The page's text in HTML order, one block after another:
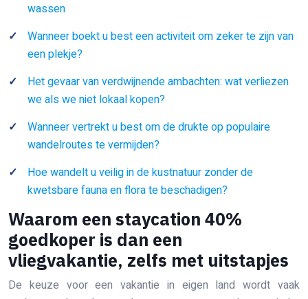
wassen
Wanneer boekt u best een activiteit om zeker te zijn van
een plekje?
Het gevaar van verdwijnende ambachten: wat verliezen
we als we niet lokaal kopen?
Wanneer vertrekt u best om de drukte op populaire
wandelroutes te vermijden?
Hoe wandelt u veilig in de kustnatuur zonder de
kwetsbare fauna en flora te beschadigen?
Waarom een staycation 40%
goedkoper is dan een
vliegvakantie, zelfs met uitstapjes
De keuze voor een vakantie in eigen land wordt vaak